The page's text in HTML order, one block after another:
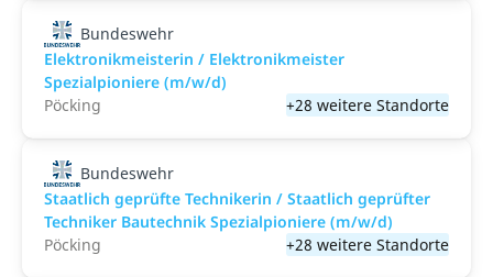
Bundeswehr
Elektronikmeisterin / Elektronikmeister
Spezialpioniere (m/w/d)
Pöcking
+28 weitere Standorte
Bundeswehr
Staatlich geprüfte Technikerin / Staatlich geprüfter
Techniker Bautechnik Spezialpioniere (m/w/d)
Pöcking
+28 weitere Standorte